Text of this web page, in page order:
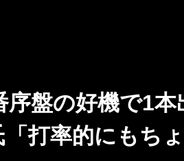
序盤の好機で1本
打率的にもち